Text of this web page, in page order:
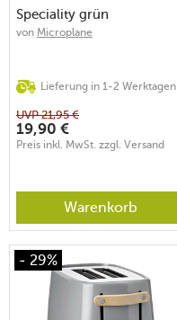
Speciality grün
von Microplane
Lieferung in 1-2 Werktagen
UVP21,95 €
19,90 €
Preis inkl. MwSt. zzgl. Versand
Warenkorb
- 29%